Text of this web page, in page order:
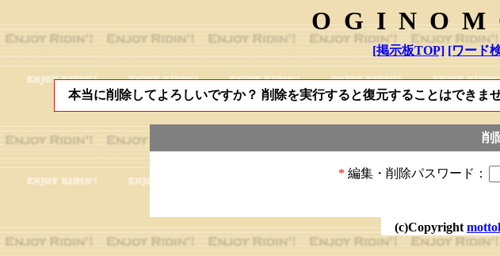
[掲示板TOP] [ワード
本当に削除してよろしいですか？ 削除を実行すると復元することはできま
削
* 編集・削除パスワード：
(c)Copyright